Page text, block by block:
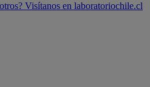
Visítanos en laboratoriochile.cl